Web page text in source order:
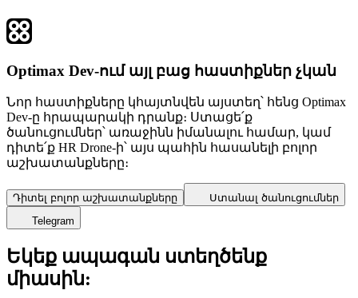
Optimax Dev-ում այլ բաց հաստիքներ չկան
Նոր հաստիքները կհայտնվեն այստեղ՝ հենց Optimax
Dev-ը հրապարակի դրանք։ Ստացե՛ք
ծանուցումներ՝ առաջինն իմանալու համար, կամ
դիտե՛ք HR Drone-ի՝ այս պահին հասանելի բոլոր
աշխատանքները։
Դիտել բոլոր աշխատանքները
Ստանալ ծանուցումներ
Telegram
Եկեք ապագան ստեղծենք
միասին: